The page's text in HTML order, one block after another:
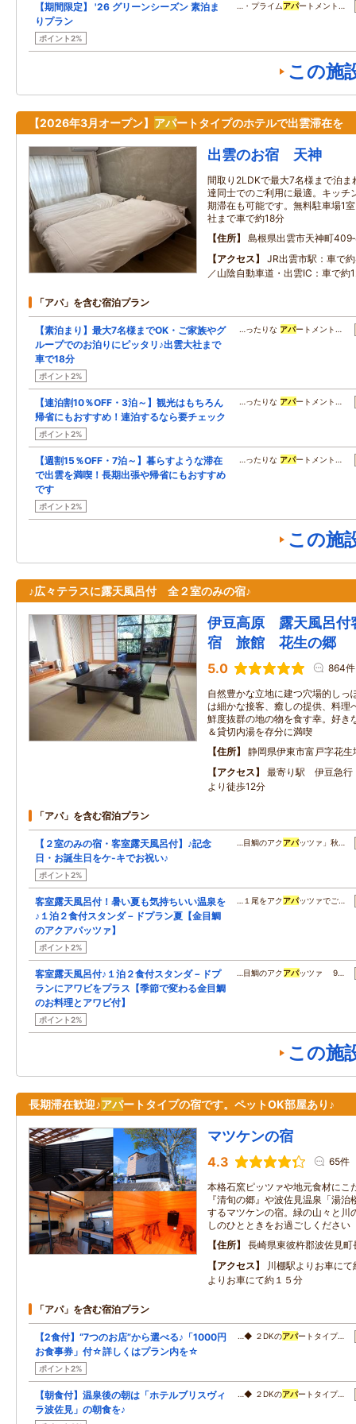
【期間限定】 '26 グリーンシーズン 素泊ま
りプラン
ポイント2%
…・プライムアパートメント…
この施
【2026年3月オープン】 アパートタイプのホテルで出雲滞在を
出雲のお宿 天神
間取り2LDKで最大7名様まで泊
達同士でのご利用に最適。キッチ
期滞在も可能です。無料駐車場1
社まで車で約18分
住所
島根県出雲市天神町
アクセス
JR出雲市駅：車で
／山陰自動車道・出雲IC：車で約
「アパ」を含む宿泊プラン
【素泊まり】最大7名様までOK・ご家族やグ
ループでのお泊りにピッタリ♪出雲大社まで
車で18分
ポイント2%
…ったりな アパートメント…
【連泊割10％OFF・3泊～】観光はもちろん
帰省にもおすすめ！連泊するなら要チェック
ポイント2%
…ったりな アパートメント…
【週割15％OFF・7泊～】暮らすような滞在
で出雲を満喫！長期出張や帰省にもおすすめ
です
ポイント2%
…ったりな アパートメント…
この施
♪広々テラスに露天風呂付 全２室のみの宿♪
伊豆高原 露天風呂
宿 旅館 花生の郷
5.0 864件
自然豊かな立地に建つ穴場的しっ
は細かな接客、癒しの提供、料
鮮度抜群の地の物を食す幸。好き
＆貸切内湯を存分に満喫
住所
静岡県伊東市富戸字花生
アクセス
最寄り駅 伊豆急
より徒歩12分
「アパ」を含む宿泊プラン
【２室のみの宿・客室露天風呂付】♪記念
日・お誕生日をケ-キでお祝い♪
ポイント2%
…目鯛のアクアパッツァ」秋…
客室露天風呂付！暑い夏も気持ちいい温泉を
♪１泊２食付スタンダ－ドプラン夏【金目鯛
のアクアパッツァ】
ポイント2%
…１尾をアクアパッツァでご…
客室露天風呂付♪１泊２食付スタンダ－ドプ
ランにアワビをプラス【季節で変わる金目鯛
のお料理とアワビ付】
ポイント2%
…目鯛のアクアパッツァ 9…
この施
長期滞在歓迎♪アパートタイプの宿です。ペットOK部屋あり♪
マツケンの宿
4.3 65件
本格石窯ピッツァや地元食材にこ
『清旬の郷』や波佐見温泉「湯
するマツケンの宿。緑の山々と川
しのひとときをお過ごしください
住所
長崎県東彼杵郡波佐見
アクセス
川棚駅よりお車に
よりお車にて約１５分
「アパ」を含む宿泊プラン
【2食付】“7つのお店”から選べる♪「1000円
お食事券」付☆詳しくはプラン内を☆
ポイント2%
…◆ ２DKのアパートタイプ…
【朝食付】温泉後の朝は「ホテルブリスヴィ
ラ波佐見」の朝食を♪
…◆ ２DKのアパートタイプ…